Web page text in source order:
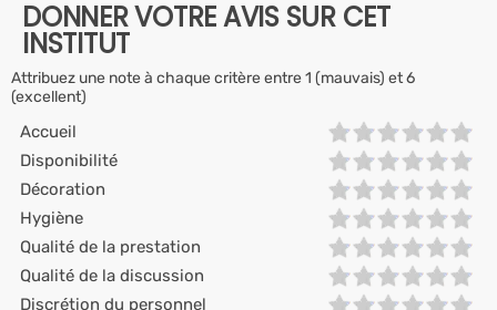
DONNER VOTRE AVIS SUR CET
INSTITUT
Attribuez une note à chaque critère entre 1 (mauvais) et 6
(excellent)
Accueil
Disponibilité
Décoration
Hygiène
Qualité de la prestation
Qualité de la discussion
Discrétion du personnel